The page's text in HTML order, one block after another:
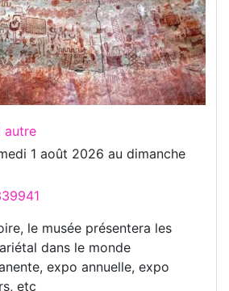
autre
1 août 2026 au dimanche
le musée présentera les
dans le monde
expo annuelle, expo
etc